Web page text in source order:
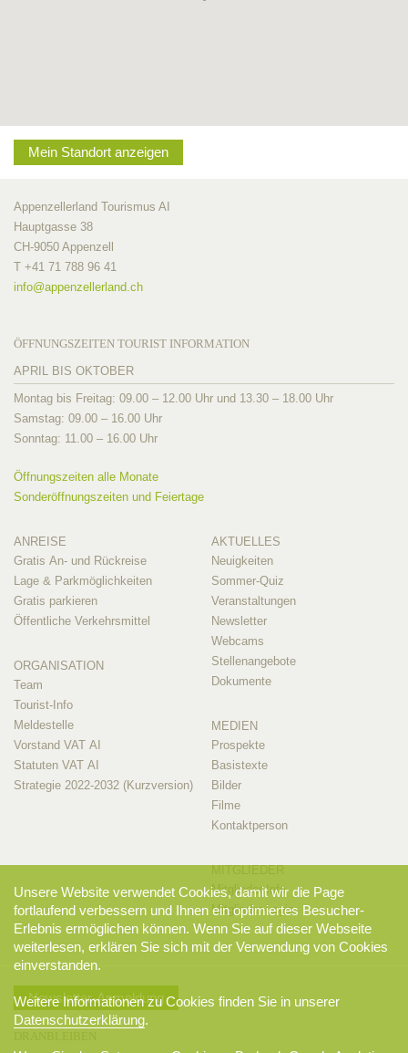
Mein Standort anzeigen
Appenzellerland Tourismus AI
Hauptgasse 38
CH-9050 Appenzell
T +41 71 788 96 41
info@appenzellerland.ch
ÖFFNUNGSZEITEN TOURIST INFORMATION
APRIL BIS OKTOBER
Montag bis Freitag: 09.00 – 12.00 Uhr und 13.30 – 18.00 Uhr
Samstag: 09.00 – 16.00 Uhr
Sonntag: 11.00 – 16.00 Uhr
Öffnungszeiten alle Monate
Sonderöffnungszeiten und Feiertage
ANREISE
Gratis An- und Rückreise
Lage & Parkmöglichkeiten
Gratis parkieren
Öffentliche Verkehrsmittel
ORGANISATION
Team
Tourist-Info
Meldestelle
Vorstand VAT AI
Statuten VAT AI
Strategie 2022-2032 (Kurzversion)
AKTUELLES
Neuigkeiten
Sommer-Quiz
Veranstaltungen
Newsletter
Webcams
Stellenangebote
Dokumente
MEDIEN
Prospekte
Basistexte
Bilder
Filme
Kontaktperson
Mitglieder-Info
Mitglieder-Login
Newsletter-Anmeldung
Unsere Website verwendet Cookies, damit wir die Page
fortlaufend verbessern und Ihnen ein optimiertes Besucher-
Erlebnis ermöglichen können. Wenn Sie auf dieser Webseite
weiterlesen, erklären Sie sich mit der Verwendung von Cookies
einverstanden.
Weitere Informationen zu Cookies finden Sie in unserer
Datenschutzerklärung.